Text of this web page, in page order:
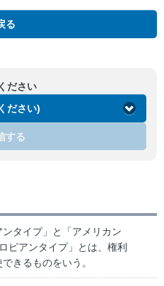
る
ださい
ださい)
する
タイプ」と「アメリカン
ピアンタイプ」とは、権利
きるものをいう。